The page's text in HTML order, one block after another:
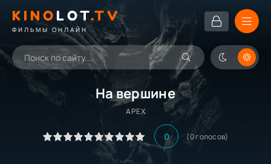
KINOLOT.TV
ФИЛЬМЫ ОНЛАЙН
На вершине
APEX
0 (0голосов)